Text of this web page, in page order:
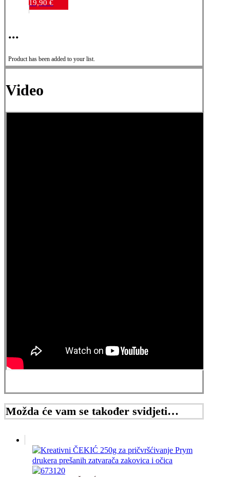
VARIO Pink
19,90 €
...
Product has been added to your list.
Video
Možda će vam se također svidjeti…